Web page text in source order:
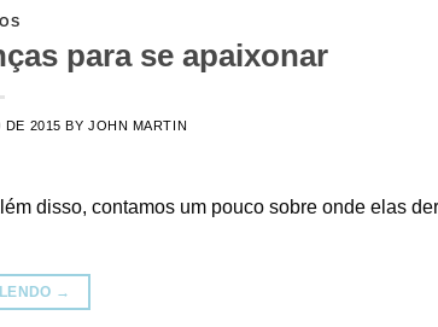
para se apaixonar
DE 2015 BY JOHN MARTIN
disso, contamos um pouco sobre onde elas
→